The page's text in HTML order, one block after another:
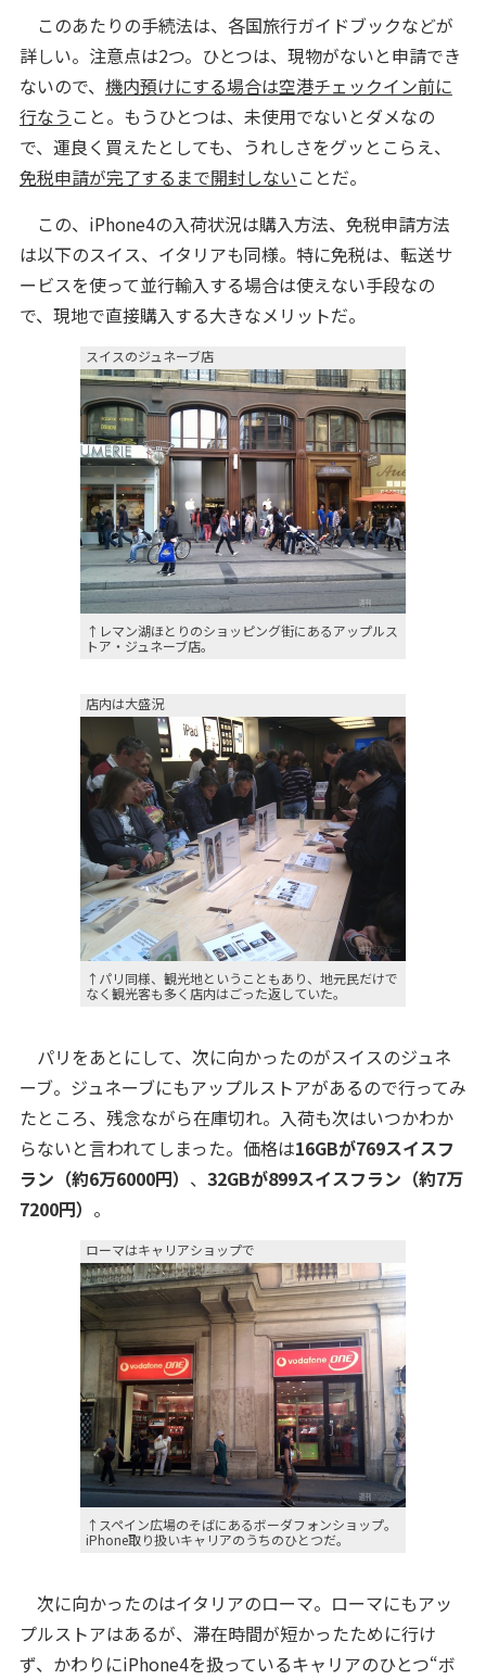
このあたりの手続法は、各国旅行ガイドブックなどが
詳しい。注意点は2つ。ひとつは、現物がないと申請でき
ないので、 機内預けにする場合は空港チェックイン前に
行なう こと。もうひとつは、未使用でないとダメなの
で、運良く買えたとしても、うれしさをグッとこらえ、
免税申請が完了するまで開封しないことだ。
この、iPhone4の入荷状況は購入方法、免税申請方法
は以下のスイス、イタリアも同様。特に免税は、転送サ
ービスを使って並行輸入する場合は使えない手段なの
で、現地で直接購入する大きなメリットだ。
スイスのジュネーブ店
↑レマン湖ほとりのショッピング街にあるアップルス
トア・ジュネーブ店。
店内は大盛況
↑パリ同様、観光地ということもあり、地元民だけで
なく観光客も多く店内はごった返していた。
パリをあとにして、次に向かったのがスイスのジュネ
ーブ。ジュネーブにもアップルストアがあるので行ってみ
たところ、残念ながら在庫切れ。入荷も次はいつかわか
らないと言われてしまった。価格は16GBが769スイスフ
ラン（約6万6000円） 、 32GBが899スイスフラン（約7万
7200円） 。
ローマはキャリアショップで
↑スペイン広場のそばにあるボーダフォンショップ。
iPhone取り扱いキャリアのうちのひとつだ。
次に向かったのはイタリアのローマ。ローマにもアッ
プルストアはあるが、滞在時間が短かったために行け
ず、かわりにiPhone4を扱っているキャリアのひとつ“ボ